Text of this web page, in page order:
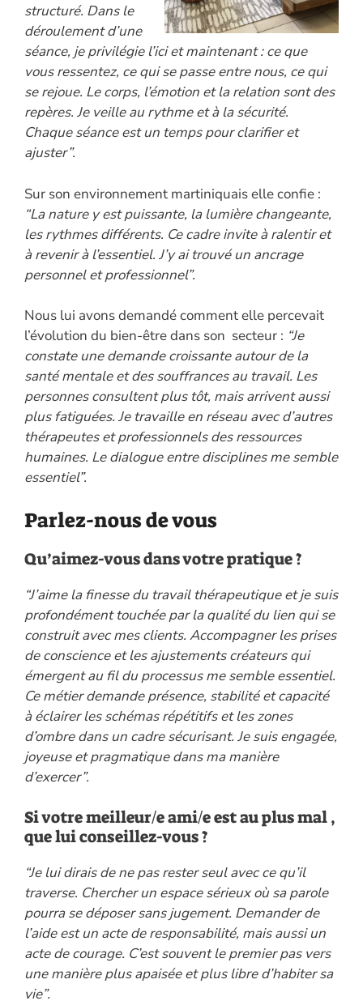
structuré. Dans le
déroulement d’une
séance, je privilégie l’ici et maintenant : ce que
vous ressentez, ce qui se passe entre nous, ce qui
se rejoue. Le corps, l’émotion et la relation sont des
repères. Je veille au rythme et à la sécurité.
Chaque séance est un temps pour clarifier et
ajuster”.
Sur son environnement martiniquais elle confie :
“La nature y est puissante, la lumière changeante,
les rythmes différents. Ce cadre invite à ralentir et
à revenir à l’essentiel. J’y ai trouvé un ancrage
personnel et professionnel”.
Nous lui avons demandé comment elle percevait
l’évolution du bien-être dans son secteur : “Je
constate une demande croissante autour de la
santé mentale et des souffrances au travail. Les
personnes consultent plus tôt, mais arrivent aussi
plus fatiguées. Je travaille en réseau avec d’autres
thérapeutes et professionnels des ressources
humaines. Le dialogue entre disciplines me semble
essentiel”.
Parlez-nous de vous
Qu’aimez-vous dans votre pratique ?
“J’aime la finesse du travail thérapeutique et je suis
profondément touchée par la qualité du lien qui se
construit avec mes clients. Accompagner les prises
de conscience et les ajustements créateurs qui
émergent au fil du processus me semble essentiel.
Ce métier demande présence, stabilité et capacité
à éclairer les schémas répétitifs et les zones
d’ombre dans un cadre sécurisant. Je suis engagée,
joyeuse et pragmatique dans ma manière
d’exercer”.
Si votre meilleur/e ami/e est au plus mal ,
que lui conseillez-vous ?
“Je lui dirais de ne pas rester seul avec ce qu’il
traverse. Chercher un espace sérieux où sa parole
pourra se déposer sans jugement. Demander de
l’aide est un acte de responsabilité, mais aussi un
acte de courage. C’est souvent le premier pas vers
une manière plus apaisée et plus libre d’habiter sa
vie”.